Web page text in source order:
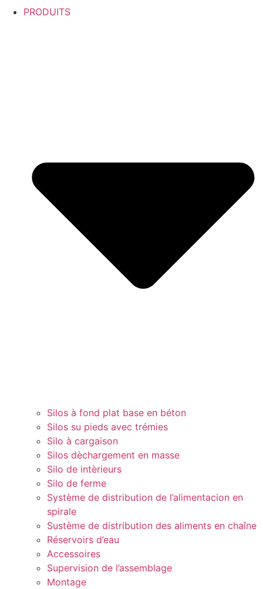
PRODUITS
Silos à fond plat base en béton
Silos su pieds avec trémies
Silo à cargaison
Silos dèchargement en masse
Silo de intèrieurs
Silo de ferme
Système de distribution de l’alimentacion en
spirale
Sustème de distribution des aliments en chaîne
Réservoirs d’eau
Accessoires
Supervision de l’assemblage
Montage